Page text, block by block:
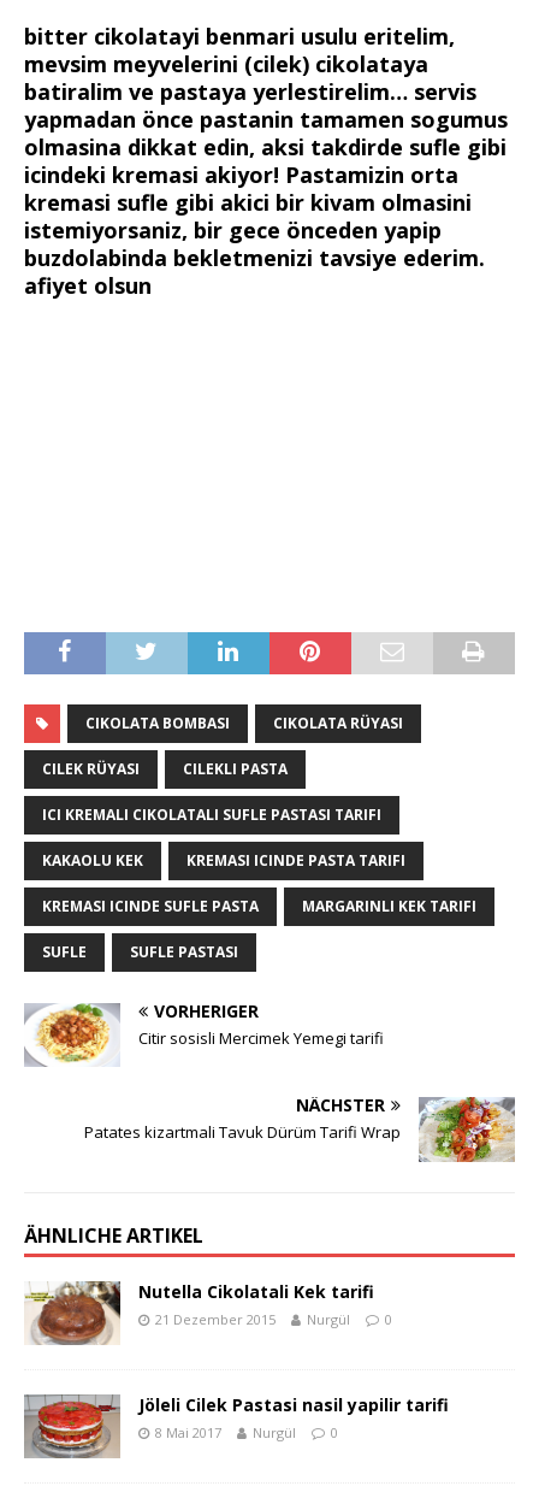
bitter cikolatayi benmari usulu eritelim,
mevsim meyvelerini (cilek) cikolataya
batiralim ve pastaya yerlestirelim… servis
yapmadan önce pastanin tamamen sogumus
olmasina dikkat edin, aksi takdirde sufle gibi
icindeki kremasi akiyor! Pastamizin orta
kremasi sufle gibi akici bir kivam olmasini
istemiyorsaniz, bir gece önceden yapip
buzdolabinda bekletmenizi tavsiye ederim.
afiyet olsun
CIKOLATA BOMBASI CIKOLATA RÜYASI
CILEK RÜYASI CILEKLI PASTA
ICI KREMALI CIKOLATALI SUFLE PASTASI TARIFI
KAKAOLU KEK KREMASI ICINDE PASTA TARIFI
KREMASI ICINDE SUFLE PASTA MARGARINLI KEK TARIFI
SUFLE SUFLE PASTASI
VORHERIGER
Citir sosisli Mercimek Yemegi tarifi
NÄCHSTER
Patates kizartmali Tavuk Dürüm Tarifi Wrap
ÄHNLICHE ARTIKEL
Nutella Cikolatali Kek tarifi
21 Dezember 2015 Nurgül 0
Jöleli Cilek Pastasi nasil yapilir tarifi
8 Mai 2017 Nurgül 0